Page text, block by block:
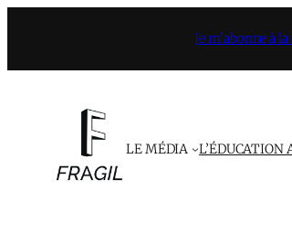
contenu
Je m’abonne à
LE MÉDIA L’ÉDUCATION